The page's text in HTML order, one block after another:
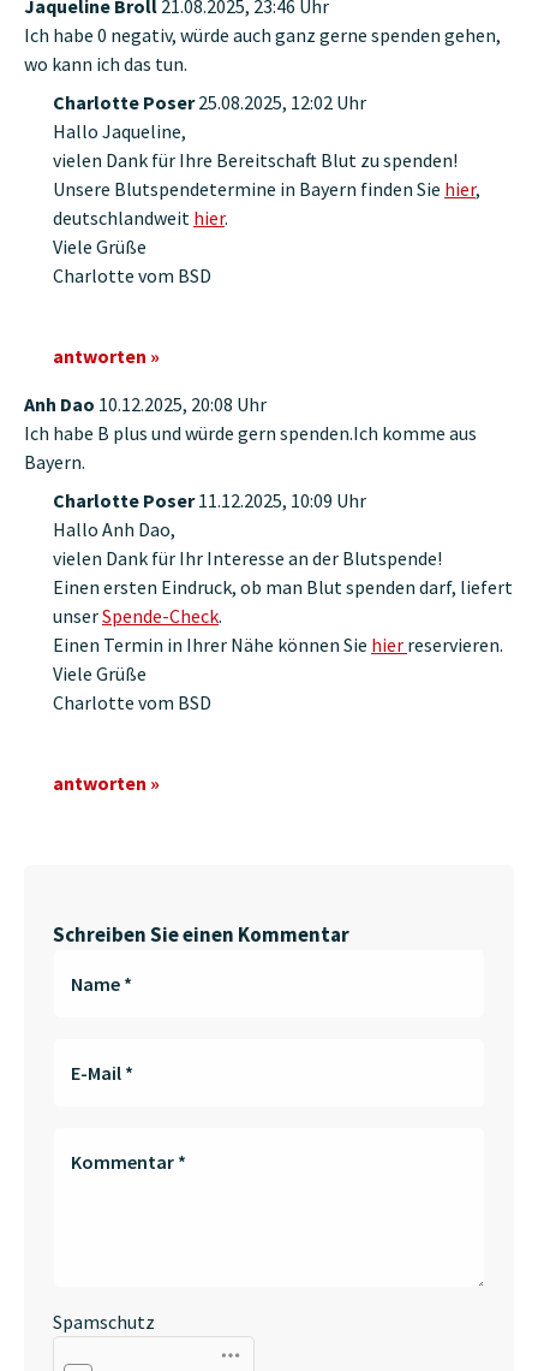
Jaqueline Broll 21.08.2025, 23:46 Uhr
Ich habe 0 negativ, würde auch ganz gerne spenden gehen,
wo kann ich das tun.
Charlotte Poser25.08.2025, 12:02 Uhr
Hallo Jaqueline,
vielen Dank für Ihre Bereitschaft Blut zu spenden!
Unsere Blutspendetermine in Bayern finden Sie hier,
deutschlandweit hier.
Viele Grüße
Charlotte vom BSD
antworten »
Anh Dao 10.12.2025, 20:08 Uhr
Ich habe B plus und würde gern spenden.Ich komme aus
Bayern.
Charlotte Poser11.12.2025, 10:09 Uhr
Hallo Anh Dao,
vielen Dank für Ihr Interesse an der Blutspende!
Einen ersten Eindruck, ob man Blut spenden darf, liefert
unserSpende-Check.
Einen Termin in Ihrer Nähe können Sie hier reservieren.
Viele Grüße
Charlotte vom BSD
antworten »
Schreiben Sie einen Kommentar
Name *
E-Mail *
Kommentar *
Spamschutz